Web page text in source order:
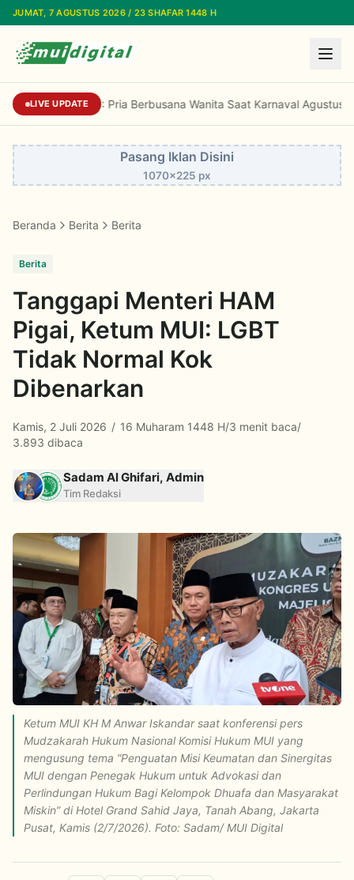
Lewati ke konten utama
JUMAT, 7 AGUSTUS 2026 / 23 SHAFAR 1448 H
LIVE UPDATE Komisi Fatwa MUI: Pria Berbusana Wanita
Pasang Iklan Disini
1070x225 px
Beranda Berita Berita
Berita
Tanggapi Menteri HAM
Pigai, Ketum MUI: LGBT
Tidak Normal Kok
Dibenarkan
Kamis, 2 Juli 2026 / 16 Muharam 1448 H/3 menit baca/
3.893 dibaca
Sadam Al Ghifari, Admin
Tim Redaksi
Ketum MUI KH M Anwar Iskandar saat konferensi pers
Mudzakarah Hukum Nasional Komisi Hukum MUI yang
mengusung tema “Penguatan Misi Keumatan dan Sinergitas
MUI dengan Penegak Hukum untuk Advokasi dan
Perlindungan Hukum Bagi Kelompok Dhuafa dan Masyarakat
Miskin” di Hotel Grand Sahid Jaya, Tanah Abang, Jakarta
Pusat, Kamis (2/7/2026). Foto: Sadam/ MUI Digital